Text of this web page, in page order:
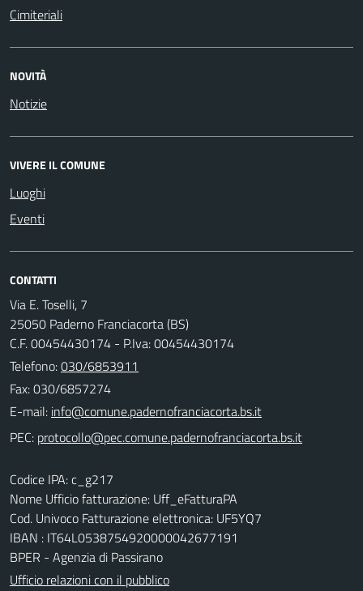
Cimiteriali
NOVITÀ
Notizie
VIVERE IL COMUNE
Luoghi
Eventi
CONTATTI
Via E. Toselli, 7
25050 Paderno Franciacorta (BS)
C.F. 00454430174 - P.Iva: 00454430174
Telefono:030/6853911
Fax: 030/6857274
E-mail:
PEC:
Codice IPA: c_g217
Nome Ufficio fatturazione: Uff_eFatturaPA
Cod. Univoco Fatturazione elettronica: UF5YQ7
IBAN : IT64L0538754920000042677191
BPER - Agenzia di Passirano
Ufficio relazioni con il pubblico